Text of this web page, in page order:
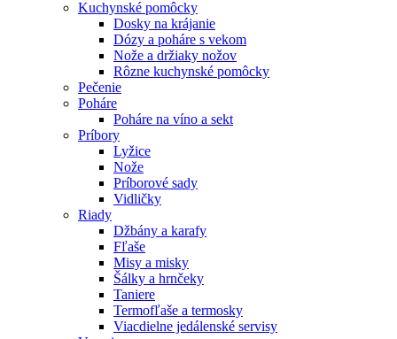
Kuchynské pomôcky
Dosky na krájanie
Dózy a poháre s vekom
Nože a držiaky nožov
Rôzne kuchynské pomôcky
Pečenie
Poháre
Poháre na víno a sekt
Príbory
Lyžice
Nože
Príborové sady
Vidličky
Riady
Džbány a karafy
Fľaše
Misy a misky
Šálky a hrnčeky
Taniere
Termofľaše a termosky
Viacdielne jedálenské servisy